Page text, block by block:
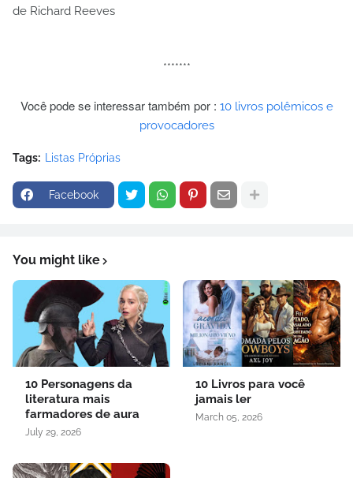
de Richard Reeves
*******
Você pode se interessar também por : 10 livros polêmicos e
provocadores
Tags: Listas Próprias
Facebook
You might like
10 Personagens da
literatura mais
farmadores de aura
July 29, 2026
10 Livros para você
jamais ler
March 05, 2026